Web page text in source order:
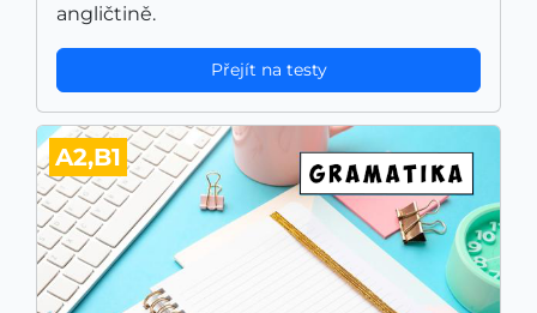
angličtině.
Přejít na testy
A2,B1